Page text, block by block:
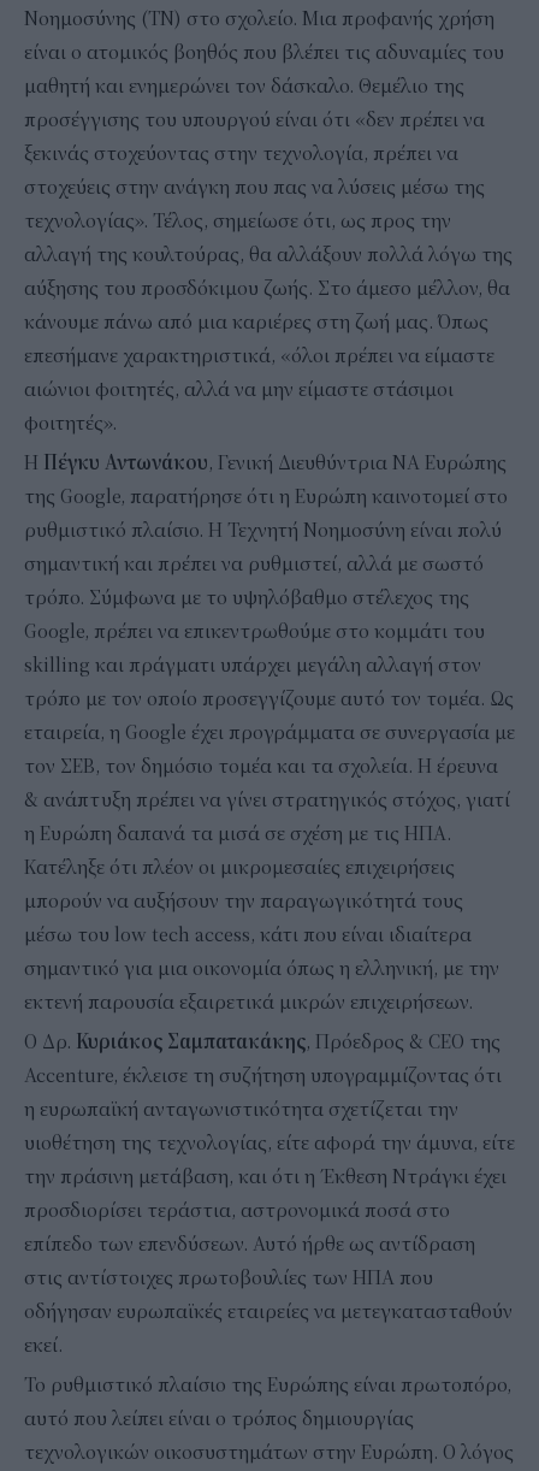
Νοημοσύνης (ΤΝ) στο σχολείο. Μια προφανής χρήση
είναι ο ατομικός βοηθός που βλέπει τις αδυναμίες του
μαθητή και ενημερώνει τον δάσκαλο. Θεμέλιο της
προσέγγισης του υπουργού είναι ότι «δεν πρέπει να
ξεκινάς στοχεύοντας στην τεχνολογία, πρέπει να
στοχεύεις στην ανάγκη που πας να λύσεις μέσω της
τεχνολογίας». Τέλος, σημείωσε ότι, ως προς την
αλλαγή της κουλτούρας, θα αλλάξουν πολλά λόγω της
αύξησης του προσδόκιμου ζωής. Στο άμεσο μέλλον, θα
κάνουμε πάνω από μια καριέρες στη ζωή μας. Όπως
επεσήμανε χαρακτηριστικά, «όλοι πρέπει να είμαστε
αιώνιοι φοιτητές, αλλά να μην είμαστε στάσιμοι
φοιτητές».
Η Πέγκυ Αντωνάκου, Γενική Διευθύντρια ΝA Ευρώπης
της Google, παρατήρησε ότι η Ευρώπη καινοτομεί στο
ρυθμιστικό πλαίσιο. Η Τεχνητή Νοημοσύνη είναι πολύ
σημαντική και πρέπει να ρυθμιστεί, αλλά με σωστό
τρόπο. Σύμφωνα με το υψηλόβαθμο στέλεχος της
Google, πρέπει να επικεντρωθούμε στο κομμάτι του
skilling και πράγματι υπάρχει μεγάλη αλλαγή στον
τρόπο με τον οποίο προσεγγίζουμε αυτό τον τομέα. Ως
εταιρεία, η Google έχει προγράμματα σε συνεργασία με
τον ΣΕΒ, τον δημόσιο τομέα και τα σχολεία. Η έρευνα
& ανάπτυξη πρέπει να γίνει στρατηγικός στόχος, γιατί
η Ευρώπη δαπανά τα μισά σε σχέση με τις ΗΠΑ.
Κατέληξε ότι πλέον οι μικρομεσαίες επιχειρήσεις
μπορούν να αυξήσουν την παραγωγικότητά τους
μέσω του low tech access, κάτι που είναι ιδιαίτερα
σημαντικό για μια οικονομία όπως η ελληνική, με την
εκτενή παρουσία εξαιρετικά μικρών επιχειρήσεων.
Ο Δρ. Κυριάκος Σαμπατακάκης, Πρόεδρος & CEO της
Accenture, έκλεισε τη συζήτηση υπογραμμίζοντας ότι
η ευρωπαϊκή ανταγωνιστικότητα σχετίζεται την
υιοθέτηση της τεχνολογίας, είτε αφορά την άμυνα, είτε
την πράσινη μετάβαση, και ότι η Έκθεση Ντράγκι έχει
προσδιορίσει τεράστια, αστρονομικά ποσά στο
επίπεδο των επενδύσεων. Αυτό ήρθε ως αντίδραση
στις αντίστοιχες πρωτοβουλίες των ΗΠΑ που
οδήγησαν ευρωπαϊκές εταιρείες να μετεγκατασταθούν
εκεί.
Το ρυθμιστικό πλαίσιο της Ευρώπης είναι πρωτοπόρο,
αυτό που λείπει είναι ο τρόπος δημιουργίας
τεχνολογικών οικοσυστημάτων στην Ευρώπη. Ο λόγος